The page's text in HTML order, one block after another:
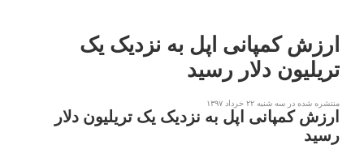
ارزش کمپانی اپل به نزدیک یک
تریلیون دلار رسید
منتشره شده در سه شنبه ۲۲ خرداد ۱۳۹۷
ارزش کمپانی اپل به نزدیک یک تریلیون دلار
رسید